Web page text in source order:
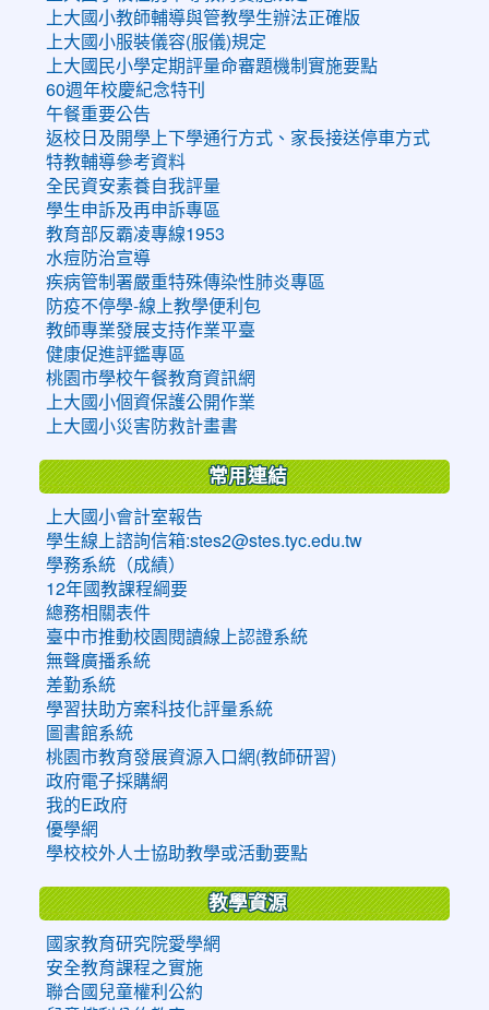
上大國小教師輔導與管教學生辦法正確版
上大國小服裝儀容(服儀)規定
上大國民小學定期評量命審題機制實施要點
60週年校慶紀念特刊
午餐重要公告
返校日及開學上下學通行方式、家長接送停車方式
特教輔導參考資料
全民資安素養自我評量
學生申訴及再申訴專區
教育部反霸凌專線1953
水痘防治宣導
疾病管制署嚴重特殊傳染性肺炎專區
防疫不停學-線上教學便利包
教師專業發展支持作業平臺
健康促進評鑑專區
桃園市學校午餐教育資訊網
上大國小個資保護公開作業
上大國小災害防救計畫書
常用連結
上大國小會計室報告
學生線上諮詢信箱:stes2@stes.tyc.edu.tw
學務系統（成績）
12年國教課程綱要
總務相關表件
臺中市推動校園閱讀線上認證系統
無聲廣播系統
差勤系統
學習扶助方案科技化評量系統
圖書館系統
桃園市教育發展資源入口網(教師研習)
政府電子採購網
我的E政府
優學網
學校校外人士協助教學或活動要點
教學資源
國家教育研究院愛學網
安全教育課程之實施
聯合國兒童權利公約